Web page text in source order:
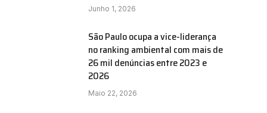
Junho 1, 2026
São Paulo ocupa a vice-liderança
no ranking ambiental com mais de
26 mil denúncias entre 2023 e
2026
Maio 22, 2026